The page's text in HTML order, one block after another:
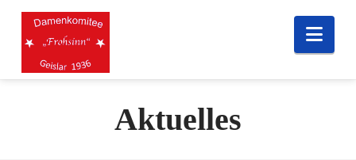
Aktuelles